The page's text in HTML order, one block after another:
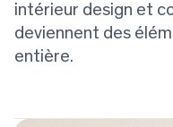
intérieur design et
deviennent des
entière.